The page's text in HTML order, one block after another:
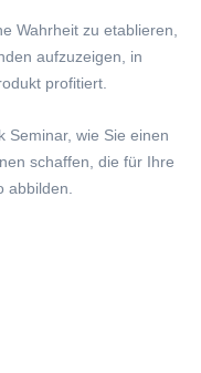
Wahrheit zu etablieren,
aufzuzeigen, in
profitiert.
Seminar, wie Sie einen
schaffen, die für Ihre
abbilden.